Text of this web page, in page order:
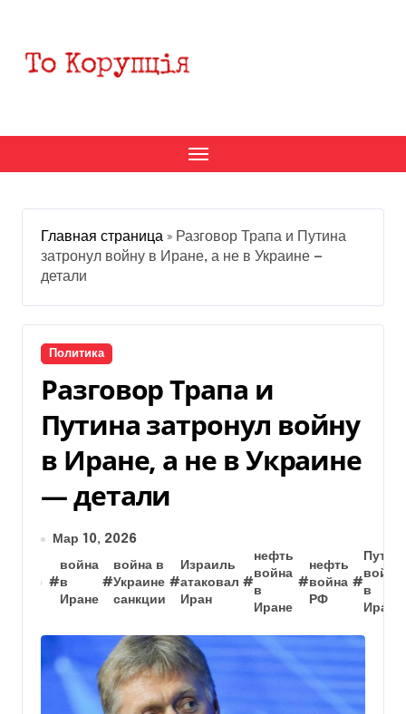
содержанию
Главная страница » Разговор Трапа и Путина
затронул войну в Иране, а не в Украине —
детали
Политика
Разговор Трапа и
Путина затронул войну
в Иране, а не в Украине
— детали
Мар 10, 2026
#
война
в
Иране
#
война в
Украине
санкции
#
Израиль
атаковал
Иран
#
нефть
война
в
Иране
#
нефть
война
РФ
#
Путин
война
в
Иране